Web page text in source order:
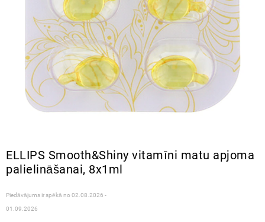
ELLIPS Smooth&Shiny vitamīni matu apjoma
palielināšanai, 8x1ml
Piedāvājums ir spēkā no 02.08.2026 -
01.09.2026